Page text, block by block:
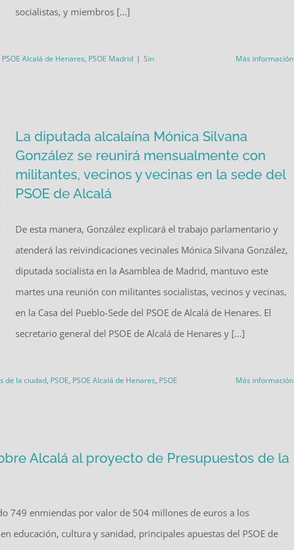
socialistas, y miembros [...]
PSOE Alcalá de Henares, PSOE Madrid | Sin
Más información
La diputada alcalaína Mónica Silvana
González se reunirá mensualmente con
militantes, vecinos y vecinas en la sede del
PSOE de Alcalá
De esta manera, González explicará el trabajo parlamentario y
atenderá las reivindicaciones vecinales Mónica Silvana González,
diputada socialista en la Asamblea de Madrid, mantuvo este
martes una reunión con militantes socialistas, vecinos y vecinas,
en la Casa del Pueblo-Sede del PSOE de Alcalá de Henares. El
secretario general del PSOE de Alcalá de Henares y [...]
de la ciudad, PSOE, PSOE Alcalá de Henares, PSOE
Más información
Alcalá al proyecto de Presupuestos de la
749 enmiendas por valor de 504 millones de euros a los
educación, cultura y sanidad, principales apuestas del PSOE de